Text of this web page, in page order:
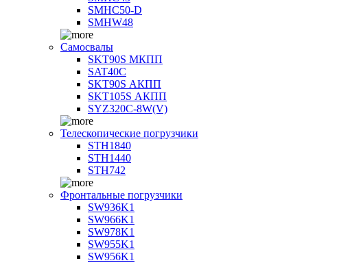
SMHC50-D
SMHW48
Самосвалы
SKT90S МКПП
SAT40C
SKT90S АКПП
SKT105S АКПП
SYZ320C-8W(V)
Телескопические погрузчики
STH1840
STH1440
STH742
Фронтальные погрузчики
SW936K1
SW966K1
SW978K1
SW955K1
SW956K1